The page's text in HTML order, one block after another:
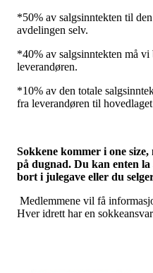
*50% av salgsinntekten til
avdelingen selv.
*40% av salgsinntekten må
leverandøren.
*10% av den totale
fra leverandøren til hovedlaget
Sokkene kommer i one size,
på dugnad. Du kan enten
bort i julegave eller du
Medlemmene vil få
Hver idrett har en